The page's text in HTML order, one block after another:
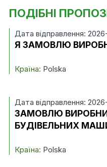
ПОДІБНІ
Дата відправлення:
Я ЗАМОВЛЮ
Країна: Polska
Дата відправлення:
ЗАМОВЛЮ
БУДІВЕЛЬНИХ
Країна: Polska